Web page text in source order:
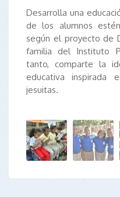
Desarrolla una
de los alumnos
según el proyecto de
familia del Instituto
tanto, comparte la
educativa inspirada
jesuitas.